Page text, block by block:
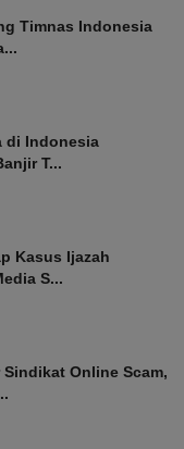
Timnas Indonesia
di Indonesia
T...
Kasus Ijazah
S...
Online Scam,